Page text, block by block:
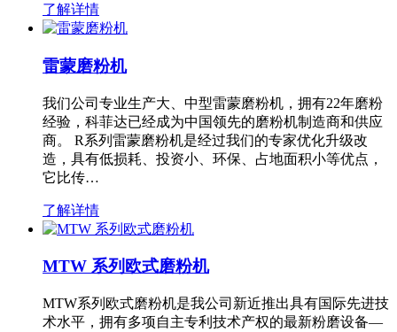
了解详情
雷蒙磨粉机
我们公司专业生产大、中型雷蒙磨粉机，拥有22年磨粉
经验，科菲达已经成为中国领先的磨粉机制造商和供应
商。 R系列雷蒙磨粉机是经过我们的专家优化升级改
造，具有低损耗、投资小、环保、占地面积小等优点，
它比传…
了解详情
MTW 系列欧式磨粉机
MTW系列欧式磨粉机是我公司新近推出具有国际先进技
术水平，拥有多项自主专利技术产权的最新粉磨设备—